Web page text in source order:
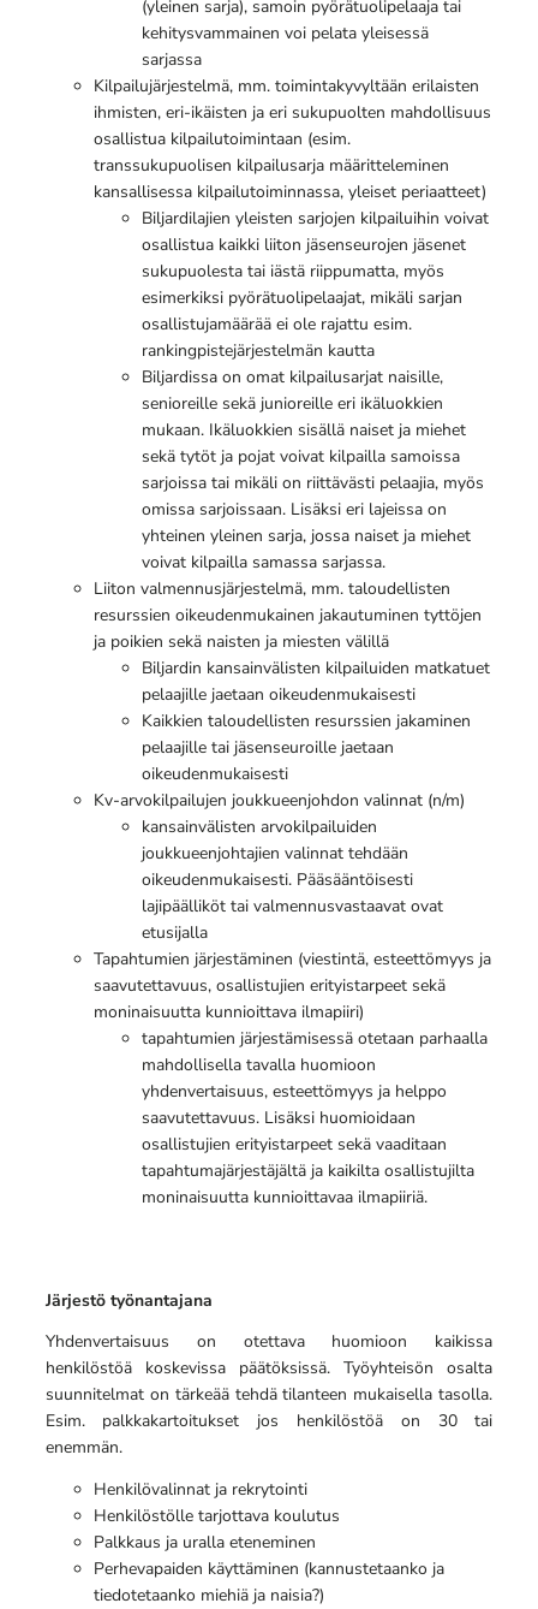
(yleinen sarja), samoin pyörätuolipelaaja tai
kehitysvammainen voi pelata yleisessä
sarjassa
Kilpailujärjestelmä, mm. toimintakyvyltään erilaisten
ihmisten, eri-ikäisten ja eri sukupuolten mahdollisuus
osallistua kilpailutoimintaan (esim.
transsukupuolisen kilpailusarja määritteleminen
kansallisessa kilpailutoiminnassa, yleiset periaatteet)
Biljardilajien yleisten sarjojen kilpailuihin voivat
osallistua kaikki liiton jäsenseurojen jäsenet
sukupuolesta tai iästä riippumatta, myös
esimerkiksi pyörätuolipelaajat, mikäli sarjan
osallistujamäärää ei ole rajattu esim.
rankingpistejärjestelmän kautta
Biljardissa on omat kilpailusarjat naisille,
senioreille sekä junioreille eri ikäluokkien
mukaan. Ikäluokkien sisällä naiset ja miehet
sekä tytöt ja pojat voivat kilpailla samoissa
sarjoissa tai mikäli on riittävästi pelaajia, myös
omissa sarjoissaan. Lisäksi eri lajeissa on
yhteinen yleinen sarja, jossa naiset ja miehet
voivat kilpailla samassa sarjassa.
Liiton valmennusjärjestelmä, mm. taloudellisten
resurssien oikeudenmukainen jakautuminen tyttöjen
ja poikien sekä naisten ja miesten välillä
Biljardin kansainvälisten kilpailuiden matkatuet
pelaajille jaetaan oikeudenmukaisesti
Kaikkien taloudellisten resurssien jakaminen
pelaajille tai jäsenseuroille jaetaan
oikeudenmukaisesti
Kv-arvokilpailujen joukkueenjohdon valinnat (n/m)
kansainvälisten arvokilpailuiden
joukkueenjohtajien valinnat tehdään
oikeudenmukaisesti. Pääsääntöisesti
lajipäälliköt tai valmennusvastaavat ovat
etusijalla
Tapahtumien järjestäminen (viestintä, esteettömyys ja
saavutettavuus, osallistujien erityistarpeet sekä
moninaisuutta kunnioittava ilmapiiri)
tapahtumien järjestämisessä otetaan parhaalla
mahdollisella tavalla huomioon
yhdenvertaisuus, esteettömyys ja helppo
saavutettavuus. Lisäksi huomioidaan
osallistujien erityistarpeet sekä vaaditaan
tapahtumajärjestäjältä ja kaikilta osallistujilta
moninaisuutta kunnioittavaa ilmapiiriä.
Järjestö työnantajana
Yhdenvertaisuus on otettava huomioon kaikissa
henkilöstöä koskevissa päätöksissä. Työyhteisön osalta
suunnitelmat on tärkeää tehdä tilanteen mukaisella tasolla.
Esim. palkkakartoitukset jos henkilöstöä on 30 tai
enemmän.
Henkilövalinnat ja rekrytointi
Henkilöstölle tarjottava koulutus
Palkkaus ja uralla eteneminen
Perhevapaiden käyttäminen (kannustetaanko ja
tiedotetaanko miehiä ja naisia?)